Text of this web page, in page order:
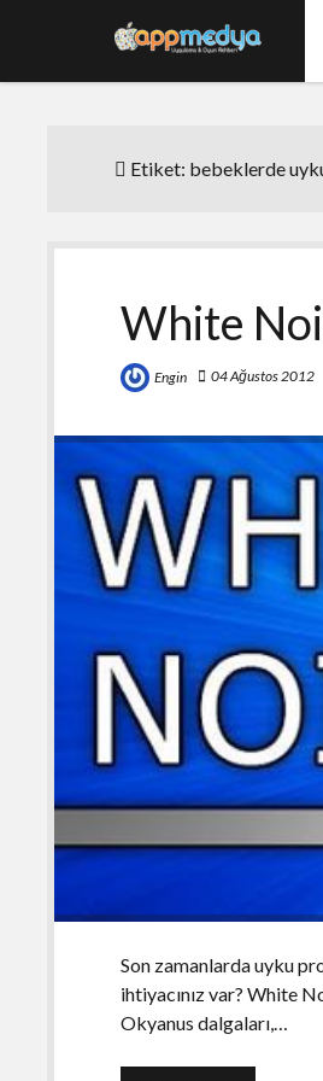
Etiket: bebeklerde
White
Engin 04 Ağustos 2012
Son zamanlarda uyku
ihtiyacınız var? White
Okyanus dalgaları,…